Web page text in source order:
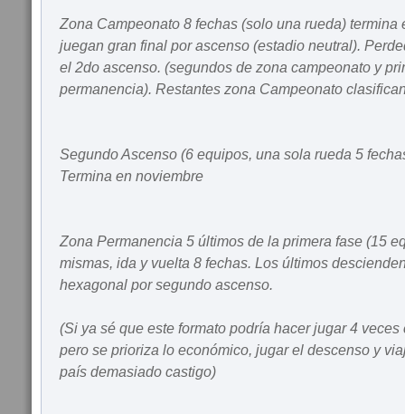
Zona Campeonato 8 fechas (solo una rueda) termina
juegan gran final por ascenso (estadio neutral).
el 2do ascenso. (segundos de zona campeonato y
permanencia). Restantes zona Campeonato
Segundo Ascenso (6 equipos, una sola rueda 5
Termina en noviembre
Zona Permanencia 5 últimos de la primera fase (15
mismas, ida y vuelta 8 fechas. Los últimos
hexagonal por segundo ascenso.
(Si ya sé que este formato podría hacer jugar 4
pero se prioriza lo económico, jugar el descenso y
país demasiado castigo)